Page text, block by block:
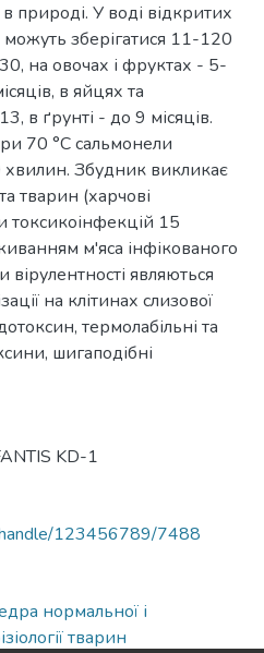
природі. У воді відкритих
зберігатися 11-120
на овочах і фруктах - 5-
в яйцях та
в ґрунті - до 9 місяців.
70 °C сальмонели
Збудник викликає
тварин (харчові
токсикоінфекцій 15
м'яса інфікованого
являються
на клітинах слизової
термолабільні та
шигаподібні
KD-1
handle/123456789/7488
нормальної і
тварин